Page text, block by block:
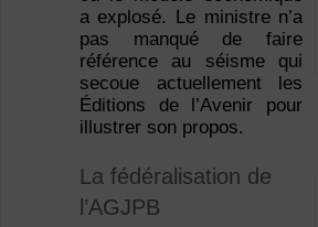
a explosé. Le ministre n’a
pas manqué de faire
référence au séisme qui
secoue actuellement les
Éditions de l’Avenir pour
illustrer son propos.
La fédéralisation de
l’AGJPB